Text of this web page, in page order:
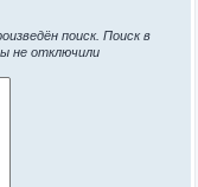
поиск. Поиск в
не отключили